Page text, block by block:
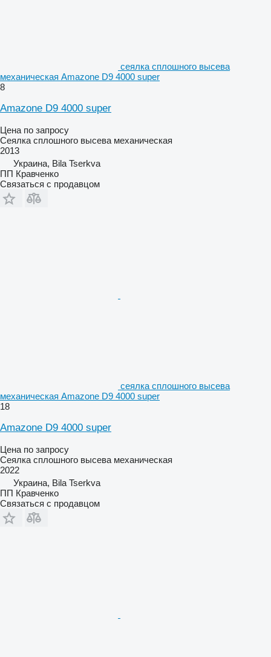
сеялка сплошного высева
механическая Amazone D9 4000 super
8
Amazone D9 4000 super
Цена по запросу
Сеялка сплошного высева механическая
2013
Украина, Bila Tserkva
ПП Кравченко
Связаться с продавцом
сеялка сплошного высева
механическая Amazone D9 4000 super
18
Amazone D9 4000 super
Цена по запросу
Сеялка сплошного высева механическая
2022
Украина, Bila Tserkva
ПП Кравченко
Связаться с продавцом